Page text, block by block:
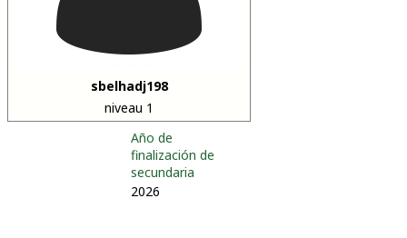
sbelhadj198
niveau 1
Año de
finalización de
secundaria
2026